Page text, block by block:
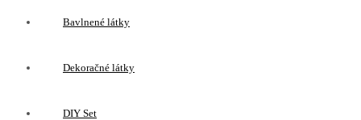
Bavlnené látky
Dekoračné látky
DIY Set